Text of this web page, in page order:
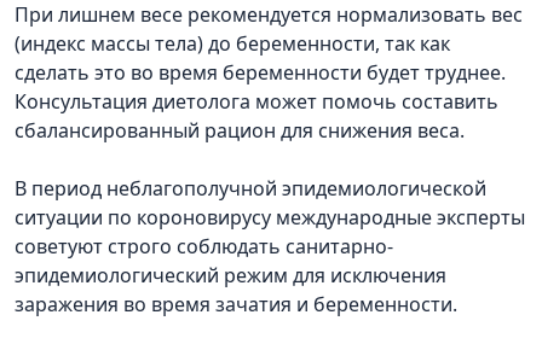
При лишнем весе рекомендуется нормализовать вес
(индекс массы тела) до беременности, так как
сделать это во время беременности будет труднее.
Консультация диетолога может помочь составить
сбалансированный рацион для снижения веса.
В период неблагополучной эпидемиологической
ситуации по короновирусу международные эксперты
советуют строго соблюдать санитарно-
эпидемиологический режим для исключения
заражения во время зачатия и беременности.